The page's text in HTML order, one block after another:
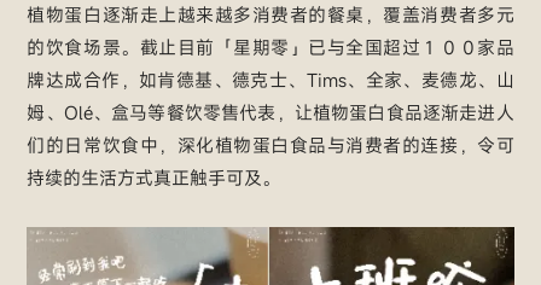
植物蛋白逐渐走上越来越多消费者的餐桌，覆盖消费者多元
的饮食场景。截止目前「星期零」已与全国超过１００家品
牌达成合作，如肯德基、德克士、Tims、全家、麦德龙、山
姆、Olé、盒马等餐饮零售代表，让植物蛋白食品逐渐走进人
们的日常饮食中，深化植物蛋白食品与消费者的连接，令可
持续的生活方式真正触手可及。